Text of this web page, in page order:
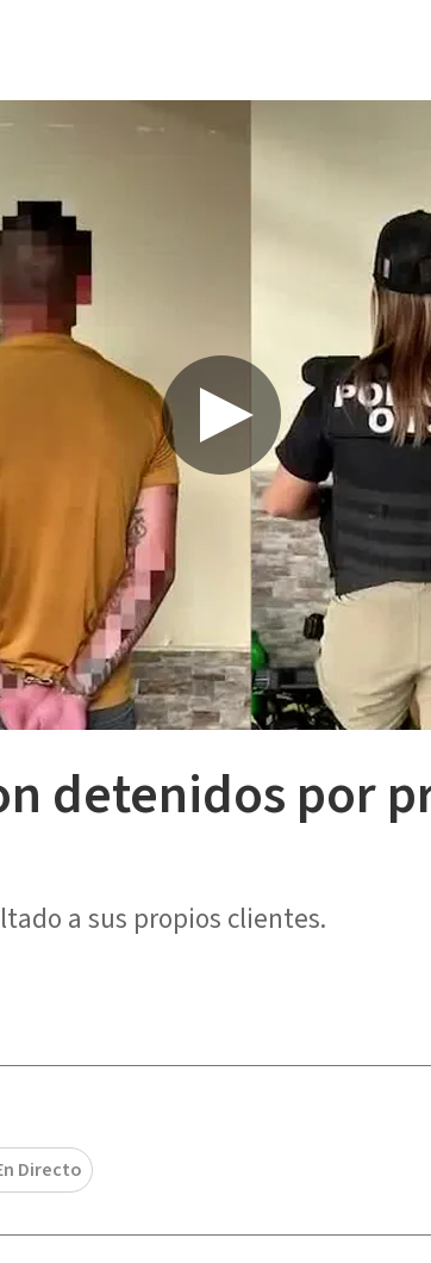
detenidos por
a sus propios clientes.
Directo